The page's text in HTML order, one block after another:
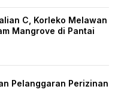
C, Korleko Melawan
Mangrove di Pantai
Pelanggaran Perizinan